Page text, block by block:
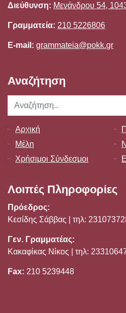
Διεύθυνση: Μενάνδρου 54,
Γραμματεία: 210 5226806
E-mail: grammateia@pokk.gr
Αναζήτηση
Αρχική
Μέλη
Χρήσιμοι Σύνδεσμοι
Λοιπές Πληροφορίες
Πρόεδρος:
Κεσίδης Σάββας | τηλ:
Γεν. Γραμματέας:
Κακαφίκας Νίκος | τηλ:
Fax: 210 5239448